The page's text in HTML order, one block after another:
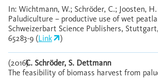
In: Wichtmann, W.; Schröder, C.; Joosten,
Paludiculture – productive use of wet
Schweizerbart Science Publishers,
65283-9 (Link )
(2016)C. Schröder, S. Dettmann
The feasibility of biomass harvest from